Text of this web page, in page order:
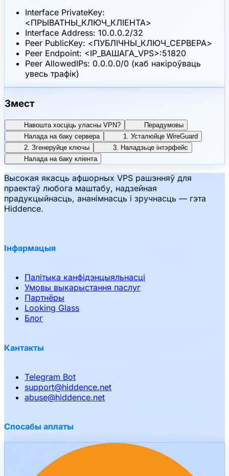
Interface PrivateKey:
<ПРЫВАТНЫ_КЛЮЧ_КЛІЕНТА>
Interface Address: 10.0.0.2/32
Peer PublicKey: <ПУБЛІЧНЫ_КЛЮЧ_СЕРВЕРА>
Peer Endpoint: <IP_ВАШАГА_VPS>:51820
Peer AllowedIPs: 0.0.0.0/0 (каб накіроўваць
увесь трафік)
Змест
Навошта хосціць уласны VPN?
Перадумовы
Налада на баку сервера
1. Усталюйце WireGuard
2. Згенеруйце ключы
3. Наладзьце інтэрфейс
Налада на баку кліента
Высокая якасць афшорных VPS рашэнняў для
праектаў любога маштабу, надзейная
прадукцыйнасць, ананімнасць і зручнасць — гэта
Hiddence.
Інфармацыя
Палітыка канфідэнцыяльнасці
Умовы выкарыстання паслуг
Партнёры
Looking Glass
Блог
Кантакты
Telegram Bot
support@hiddence.net
abuse@hiddence.net
Спосабы аплаты